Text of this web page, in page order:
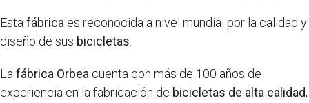
Esta fábrica es reconocida a nivel mundial por la calidad y
diseño de sus bicicletas
La fábrica Orbea cuenta con más de 100 años de
experiencia en la fabricación de bicicletas de alta calidad,